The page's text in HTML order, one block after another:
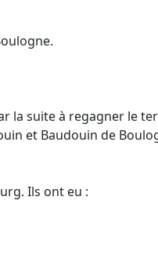
la suite à regagner le
et Baudouin de
Ils ont eu :